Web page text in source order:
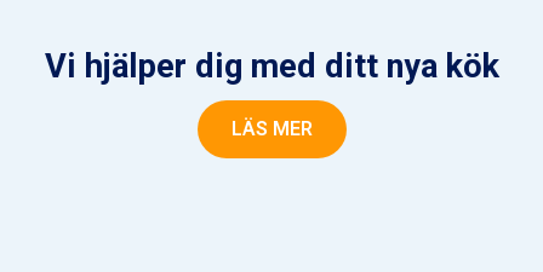
Vi hjälper dig med ditt nya kök
LÄS MER